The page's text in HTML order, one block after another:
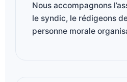
Nous accompagnons
le syndic, le rédigeons
personne morale